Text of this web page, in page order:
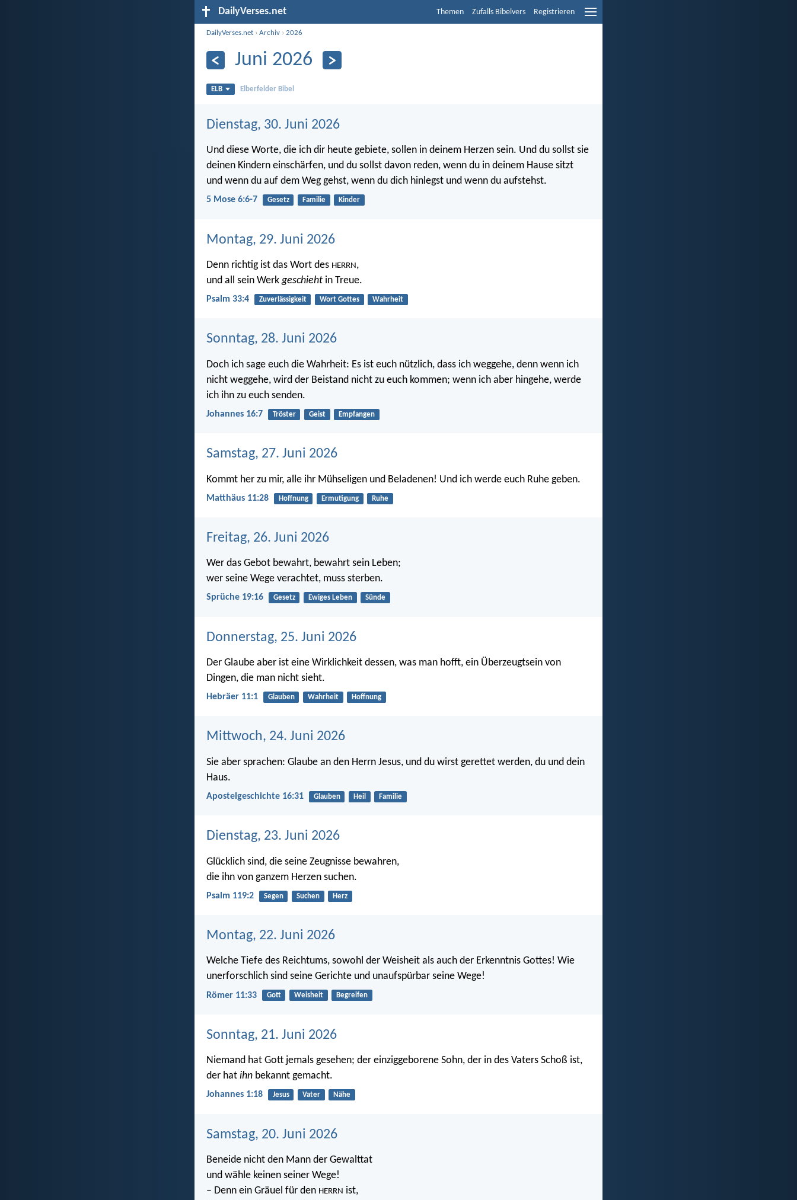
DailyVerses.net Themen Zufalls Bibelvers Registrieren
DailyVerses.net ›Archiv ›2026
Juni 2026
ELB Elberfelder Bibel
Dienstag, 30. Juni 2026
Und diese Worte, die ich dir heute gebiete, sollen in deinem Herzen sein. Und du sollst sie
deinen Kindern einschärfen, und du sollst davon reden, wenn du in deinem Hause sitzt
und wenn du auf dem Weg gehst, wenn du dich hinlegst und wenn du aufstehst.
5 Mose 6:6-7 Gesetz Familie Kinder
Montag, 29. Juni 2026
Denn richtig ist das Wort des HERRN ,
und all sein Werkgeschieht in Treue.
Psalm 33:4 Zuverlässigkeit Wort Gottes Wahrheit
Sonntag, 28. Juni 2026
Doch ich sage euch die Wahrheit: Es ist euch nützlich, dass ich weggehe, denn wenn ich
nicht weggehe, wird der Beistand nicht zu euch kommen; wenn ich aber hingehe, werde
ich ihn zu euch senden.
Johannes 16:7 Tröster Geist Empfangen
Samstag, 27. Juni 2026
Kommt her zu mir, alle ihr Mühseligen und Beladenen! Und ich werde euch Ruhe geben.
Matthäus 11:28 Hoffnung Ermutigung Ruhe
Freitag, 26. Juni 2026
Wer das Gebot bewahrt, bewahrt sein Leben;
wer seine Wege verachtet, muss sterben.
Sprüche 19:16 Gesetz Ewiges Leben Sünde
Donnerstag, 25. Juni 2026
Der Glaube aber ist eine Wirklichkeit dessen, was man hofft, ein Überzeugtsein von
Dingen, die man nicht sieht.
Hebräer 11:1 Glauben Wahrheit Hoffnung
Mittwoch, 24. Juni 2026
Sie aber sprachen: Glaube an den Herrn Jesus, und du wirst gerettet werden, du und dein
Haus.
Apostelgeschichte 16:31 Glauben Heil Familie
Dienstag, 23. Juni 2026
Glücklich sind, die seine Zeugnisse bewahren,
die ihn von ganzem Herzen suchen.
Psalm 119:2 Segen Suchen Herz
Montag, 22. Juni 2026
Welche Tiefe des Reichtums, sowohl der Weisheit als auch der Erkenntnis Gottes! Wie
unerforschlich sind seine Gerichte und unaufspürbar seine Wege!
Römer 11:33 Gott Weisheit Begreifen
Sonntag, 21. Juni 2026
Niemand hat Gott jemals gesehen; der einziggeborene Sohn, der in des Vaters Schoß ist,
der hat ihn bekannt gemacht.
Johannes 1:18 Jesus Vater Nähe
Samstag, 20. Juni 2026
Beneide nicht den Mann der Gewalttat
und wähle keinen seiner Wege!
– Denn ein Gräuel für den HERRN ist,